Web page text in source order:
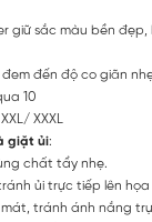
giữ sắc màu bền
đem đến độ co giãn
10
XXXL
giặt ủi:
chất tẩy nhẹ.
ủi trực tiếp lên
mát, tránh ánh nắng